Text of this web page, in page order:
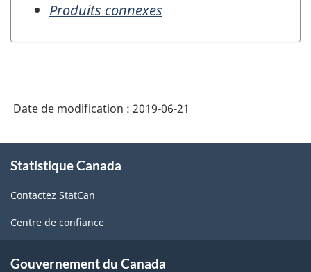
Produits connexes
Date de modification : 2019-06-21
propos
ce
site
Statistique Canada
Contactez StatCan
Centre de confiance
Gouvernement du Canada